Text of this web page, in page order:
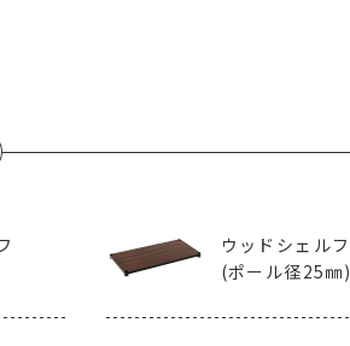
ウッドシェルフ
(ポール径25㎜)